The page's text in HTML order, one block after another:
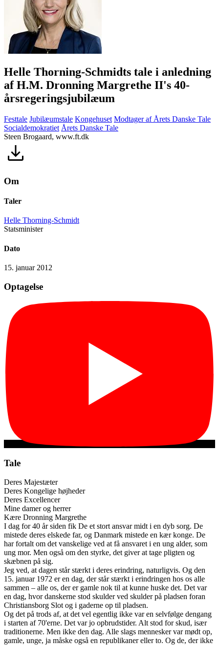
Helle Thorning-Schmidts tale i anledning
af H.M. Dronning Margrethe II's 40-
årsregeringsjubilæum
Festtale Jubilæumstale Kongehuset Modtager af Årets Danske Tale
Socialdemokratiet Årets Danske Tale
Steen Brogaard, www.ft.dk
Om
Taler
Helle Thorning-Schmidt
Statsminister
Dato
15. januar 2012
Optagelse
Tale
Deres Majestæter
Deres Kongelige højheder
Deres Excellencer
Mine damer og herrer
Kære Dronning Margrethe
I dag for 40 år siden fik De et stort ansvar midt i en dyb sorg. De
mistede deres elskede far, og Danmark mistede en kær konge. De
har fortalt om det vanskelige ved at få ansvaret i en ung alder, som
ung mor. Men også om den styrke, det giver at tage pligten og
skæbnen på sig.
Jeg ved, at dagen står stærkt i deres erindring, naturligvis. Og den
15. januar 1972 er en dag, der står stærkt i erindringen hos os alle
sammen – alle os, der er gamle nok til at kunne huske det. Det var
en dag, hvor danskerne stod skulder ved skulder på pladsen foran
Christiansborg Slot og i gaderne op til pladsen.
Og det på trods af, at det vel egentlig ikke var en selvfølge dengang
i starten af 70'erne. Det var jo opbrudstider. Alt stod for skud, især
traditionerne. Men ikke den dag. Alle slags mennesker var mødt op,
gamle, unge, ja måske også en republikaner eller to. Og de, der ikke